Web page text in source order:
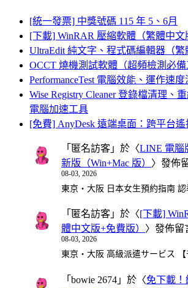
[統一發票] 中獎號碼 115 年 5、6月
[下載] WinRAR 壓縮軟體（繁體中文
UltraEdit 純文字、程式碼編輯器（繁
OCCT 燒機測試軟體（超頻檢測必備
PerformanceTest 電腦效能、運作速
Wise Registry Cleaner 登錄檔清理、
電腦加速工具
[免費] AnyDesk 遠端桌面：跨平台遙
「 匿名訪客 」於〈LINE 電腦
新版（Win+Mac 版） 〉發佈
08-03, 2026
東京・大阪 日本女生預約指南 認
「 匿名訪客 」於〈[下載]
體中文版+免費版） 〉發佈留
08-03, 2026
東京・大阪 高級派遣サービス
「 bowie 2674 」於〈免下載！